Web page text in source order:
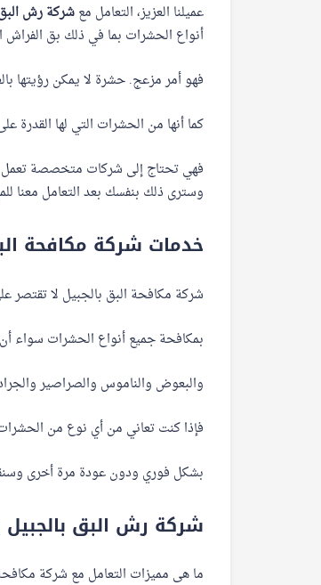
عميلنا العزيز، التعامل معشركة رش
أنواع الحشرات بما في ذلك بق
فهو أمر مزعج. حشرة لا يمكن رؤيتها
كما أنها من الحشرات التي لها القدرة
فهي تحتاج إلى شركات متخصصة تعمل
وسترى ذلك بنفسك بعد التعامل معنا
خدمات شركة مكافحة
شركة مكافحة البق بالجبيل لا تقتصر
بمكافحة جميع أنواع الحشرات سواء
والبعوض والناموس والصراصير
فإذا كنت تعاني من أي نوع من
بشكل فوري ودون عودة مرة أخرى
شركة رش البق
ما هى مميزات التعامل مع شركة